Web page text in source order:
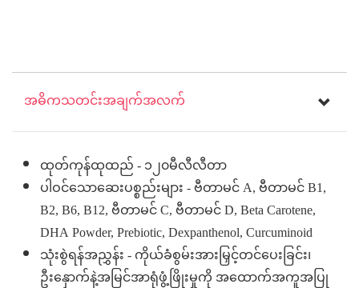
အဓိကသတင်းအချက်အလက်
ထုတ်ကုန်ထုထည် - ၁၂၀မီလီလီတာ
ပါဝင်သောဆေးပစ္စည်းများ - ဗီတာမင် A, ဗီတာမင် B1,
B2, B6, B12, ဗီတာမင် C, ဗီတာမင် D, Beta Carotene,
DHA Powder, Prebiotic, Dexpanthenol, Curcuminoid
သုံးစွဲရန်အညွှန်း - ကိုယ်ခံစွမ်းအားမြှင့်တင်ပေးခြင်း၊
ဦးနှောက်နဲ့အမြင်အာရုံဖွံ့ဖြိုးမှုကို အထောက်အကူအပြု